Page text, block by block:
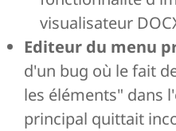
visualisateur
Editeur du menu
d'un bug où le fait
les éléments" dans
principal quittait